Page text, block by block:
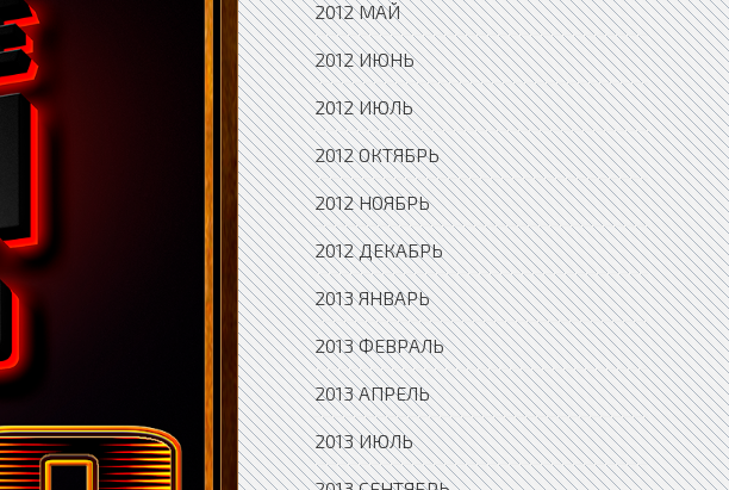
2012 МАЙ
2012 ИЮНЬ
2012 ИЮЛЬ
2012 ОКТЯБРЬ
2012 НОЯБРЬ
2012 ДЕКАБРЬ
2013 ЯНВАРЬ
2013 ФЕВРАЛЬ
2013 АПРЕЛЬ
2013 ИЮЛЬ